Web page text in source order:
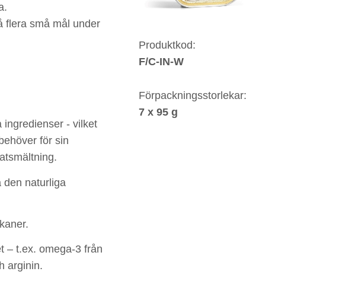
flera små mål under
ingredienser - vilket
för sin
den naturliga
– t.ex. omega-3 från
arginin.
Produktkod:
F/C-IN-W
Förpackningsstorlekar:
7 x 95 g